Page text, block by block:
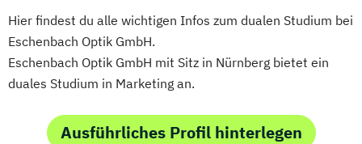
Hier findest du alle wichtigen Infos zum dualen Studium bei
Eschenbach Optik GmbH.
Eschenbach Optik GmbH mit Sitz in Nürnberg bietet ein
duales Studium in Marketing an.
Ausführliches Profil hinterlegen